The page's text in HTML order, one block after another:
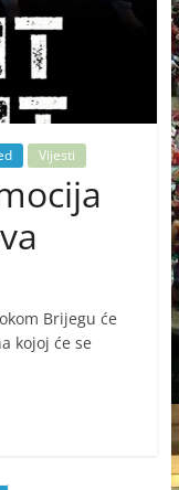
Vijesti
Brijegu će
kojoj će se